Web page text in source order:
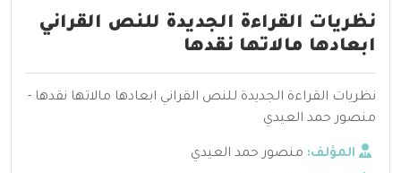
نظريات القراءة الجديدة للنص القراني
ابعادها مالاتها نقدها
نظريات القراءة الجديدة للنص القراني ابعادها مالاتها نقدها -
منصور حمد العيدي
المؤلف: منصور حمد العيدي